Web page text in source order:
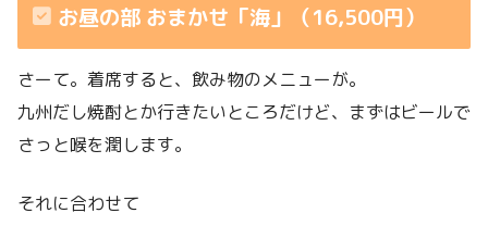
お昼の部 おまかせ「海」（16,500円）
さーて。着席すると、飲み物のメニューが。
九州だし焼酎とか行きたいところだけど、まずはビールで
さっと喉を潤します。
それに合わせて